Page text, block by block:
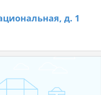
д. 1